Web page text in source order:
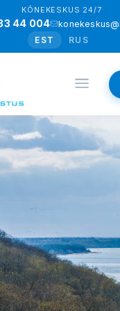
KÕNEKESKUS 24/7
44 004
EST
RUS